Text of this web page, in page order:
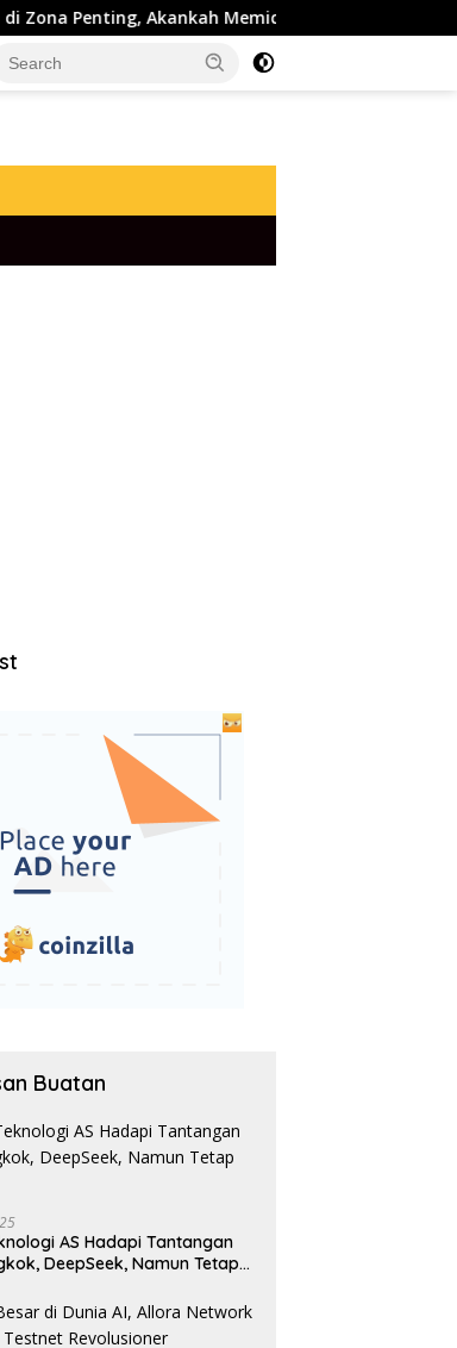
Penting, Akankah Memicu Lonjakan Baru?
Buatan
AS Hadapi Tantangan
DeepSeek, Namun Tetap